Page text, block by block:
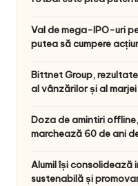
Val de mega-IPO-uri
putea să cumpere
Bittnet Group,
al vânzărilor și al
Doza de amintiri
marchează 60 de ani
Alumil își consolidează
sustenabilă și